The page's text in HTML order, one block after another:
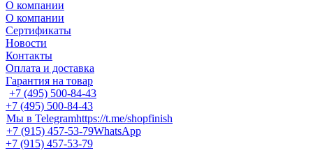
О компании
О компании
Сертификаты
Новости
Контакты
Оплата и доставка
Гарантия на товар
+7 (495) 500-84-43
+7 (495) 500-84-43
Мы в Telegramhttps://t.me/shopfinish
+7 (915) 457-53-79WhatsApp
+7 (915) 457-53-79